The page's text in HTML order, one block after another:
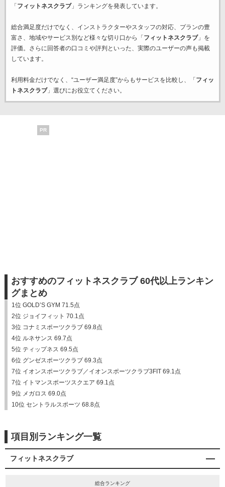
「 フィットネスクラブ」ランキングを発表しています。
総合満足度だけでなく、インストラクターやスタッフの対応、プランの豊
富さ、地域やサービス別など様々な切り口から「 フィットネスクラブ」を
評価。さらに回答者の口コミや評判といった、実際のユーザーの声も掲載
しています。
利用料金だけでなく、“ユーザー満足度”からもサービスを比較し、「 フィッ
トネスクラブ」選びにお役立てください。
PR
おすすめのフィットネスクラブ 60代以上ランキン
グまとめ
1位 GOLD’S GYM 71.5点
2位 ジョイフィット 70.1点
3位 コナミスポーツクラブ 69.8点
4位 ルネサンス 69.7点
5位 ティップネス 69.5点
6位 グンゼスポーツクラブ 69.3点
7位 イオンスポーツクラブ／イオンスポーツクラブ3FIT 69.1点
7位 イトマンスポーツスクエア 69.1点
9位 メガロス 69.0点
10位 セントラルスポーツ 68.8点
項目別ランキング一覧
フィットネスクラブ
総合ランキング